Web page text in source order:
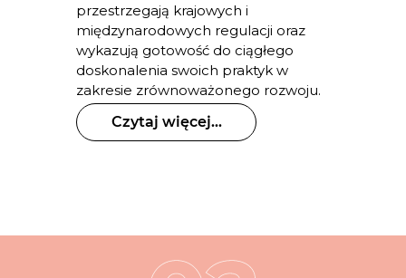
przestrzegają krajowych i
międzynarodowych regulacji oraz
wykazują gotowość do ciągłego
doskonalenia swoich praktyk w
zakresie zrównoważonego rozwoju.
Czytaj więcej...